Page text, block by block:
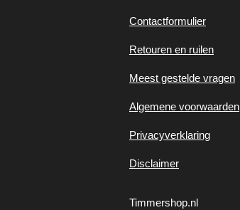
Contactformulier
Retouren en ruilen
Meest gestelde vragen
Algemene voorwaarden
Privacyverklaring
Disclaimer
Timmershop.nl